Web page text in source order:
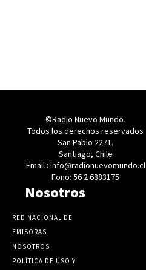
©Radio Nuevo Mundo.
Todos los derechos reservados
San Pablo 2271.
Santiago, Chile
Email : info@radionuevomundo.cl
Fono: 56 2 6883175
Nosotros
RED NACIONAL DE
EMISORAS
NOSOTROS
POLÍTICA DE USO Y